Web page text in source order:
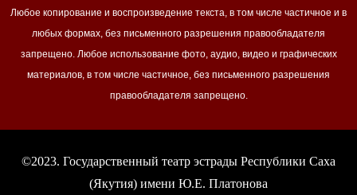
Любое копирование и воспроизведение текста, в том числе частичное и в
любых формах, без письменного разрешения правообладателя
запрещено. Любое использование фото, аудио, видео и графических
материалов, в том числе частичное, без письменного разрешения
правообладателя запрещено.
©2023. Государственный театр эстрады Республики Саха
(Якутия) имени Ю.Е. Платонова